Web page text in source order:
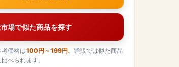
場で似た商品を探す
考価格は100円～199円 。通販では似た商品
べられます。